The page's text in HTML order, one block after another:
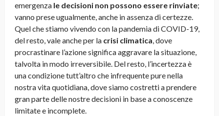
emergenza le decisioni non possono essere rinviate;
vanno prese ugualmente, anche in assenza di certezze.
Quel che stiamo vivendo con la pandemia di COVID-19,
del resto, vale anche per la crisi climatica, dove
procrastinare l’azione significa aggravare la situazione,
talvolta in modo irreversibile. Del resto, l’incertezza è
una condizione tutt’altro che infrequente pure nella
nostra vita quotidiana, dove siamo costretti a prendere
gran parte delle nostre decisioni in base a conoscenze
limitate e incomplete.